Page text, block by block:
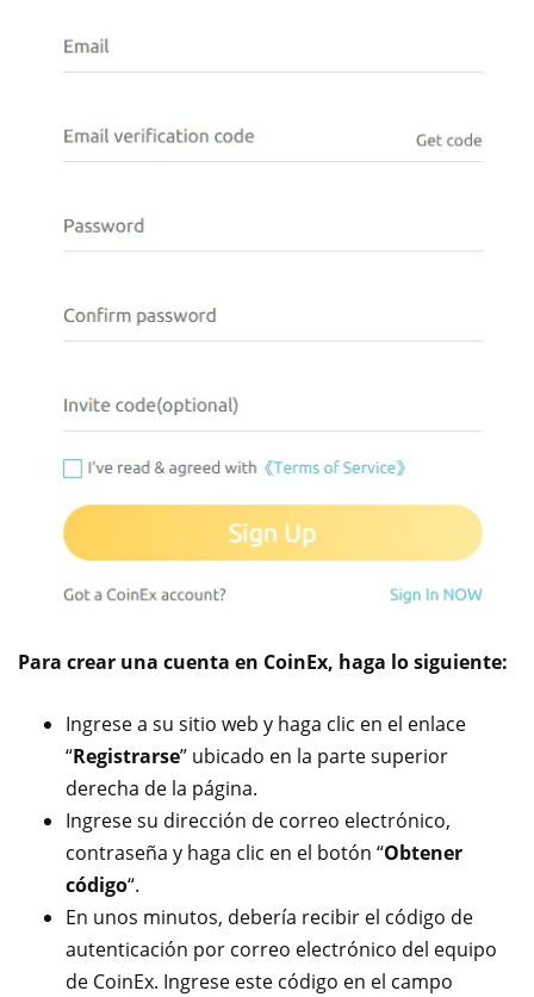
Para crear una cuenta en CoinEx, haga lo siguiente:
Ingrese a su sitio web y haga clic en el enlace
“Registrarse” ubicado en la parte superior
derecha de la página.
Ingrese su dirección de correo electrónico,
contraseña y haga clic en el botón “Obtener
código“.
En unos minutos, debería recibir el código de
autenticación por correo electrónico del equipo
de CoinEx. Ingrese este código en el campo